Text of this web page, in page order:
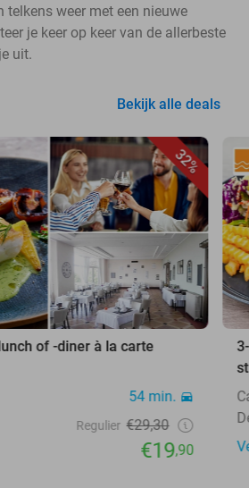
weer met een nieuwe
je keer op keer van de allerbeste
uit.
Bekijk alle deals
32%
of -diner à la carte
54 min.
Regulier €29,30
€19,90